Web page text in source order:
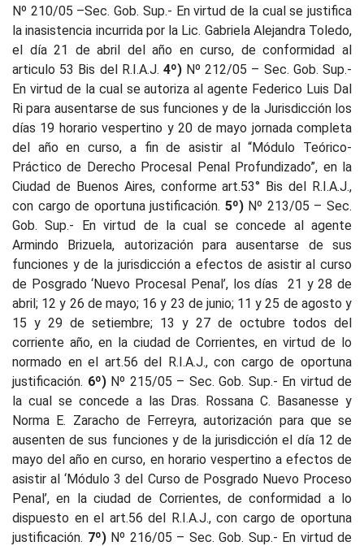
Nº 210/05 –Sec. Gob. Sup.- En virtud de la cual se justifica
la inasistencia incurrida por la Lic. Gabriela Alejandra Toledo,
el día 21 de abril del año en curso, de conformidad al
articulo 53 Bis del R.I.A.J. 4º) Nº 212/05 – Sec. Gob. Sup.-
En virtud de la cual se autoriza al agente Federico Luis Dal
Ri para ausentarse de sus funciones y de la Jurisdicción los
días 19 horario vespertino y 20 de mayo jornada completa
del año en curso, a fin de asistir al “Módulo Teórico-
Práctico de Derecho Procesal Penal Profundizado”, en la
Ciudad de Buenos Aires, conforme art.53° Bis del R.I.A.J.,
con cargo de oportuna justificación. 5º) Nº 213/05 – Sec.
Gob. Sup.- En virtud de la cual se concede al agente
Armindo Brizuela, autorización para ausentarse de sus
funciones y de la jurisdicción a efectos de asistir al curso
de Posgrado ‘Nuevo Procesal Penal’, los días
21 y 28 de
abril; 12 y 26 de mayo; 16 y 23 de junio; 11 y 25 de agosto y
15 y 29 de setiembre; 13 y 27 de octubre todos del
corriente año, en la ciudad de Corrientes, en virtud de lo
normado en el art.56 del R.I.A.J., con cargo de oportuna
justificación. 6º) Nº 215/05 – Sec. Gob. Sup.- En virtud de
la cual se concede a las Dras. Rossana C. Basanesse y
Norma E. Zaracho de Ferreyra, autorización para que se
ausenten de sus funciones y de la jurisdicción el día 12 de
mayo del año en curso, en horario vespertino a efectos de
asistir al ‘Módulo 3 del Curso de Posgrado Nuevo Proceso
Penal’, en la ciudad de Corrientes, de conformidad a lo
dispuesto en el art.56 del R.I.A.J., con cargo de oportuna
justificación. 7º) Nº 216/05 – Sec. Gob. Sup.- En virtud de